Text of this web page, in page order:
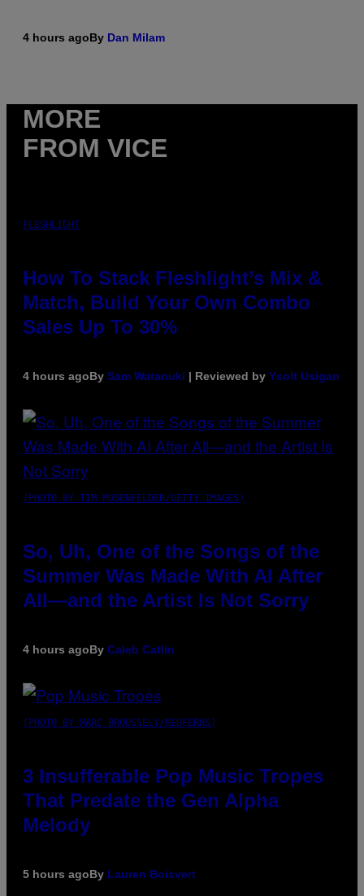
4 hours agoBy Dan Milam
MORE
FROM VICE
FLESHLIGHT
How To Stack Fleshlight’s Mix &
Match, Build Your Own Combo
Sales Up To 30%
4 hours agoBy Sam Watanuki | Reviewed by Ysolt Usigan
(PHOTO BY TIM MOSENFELDER/GETTY IMAGES)
So, Uh, One of the Songs of the
Summer Was Made With AI After
All—and the Artist Is Not Sorry
4 hours agoBy Caleb Catlin
(PHOTO BY MARC BROUSSELY/REDFERNS)
3 Insufferable Pop Music Tropes
That Predate the Gen Alpha
Melody
5 hours agoBy Lauren Boisvert